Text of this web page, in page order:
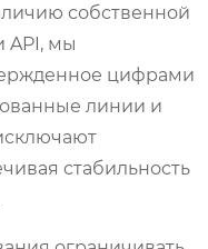
собственной
API, мы
цифрами
линии и
стабильность